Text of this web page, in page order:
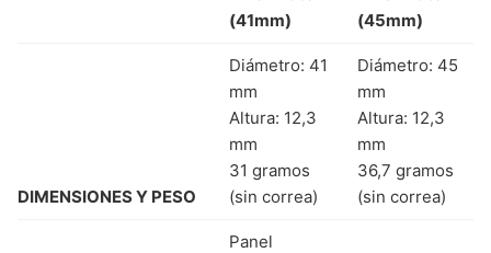
(41mm)
(45mm)
DIMENSIONES Y PESO
Diámetro: 41
mm
Altura: 12,3
mm
31 gramos
(sin correa)
Diámetro: 45
mm
Altura: 12,3
mm
36,7 gramos
(sin correa)
Panel